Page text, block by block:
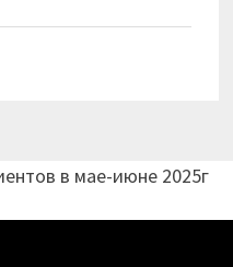
в мае-июне 2025г